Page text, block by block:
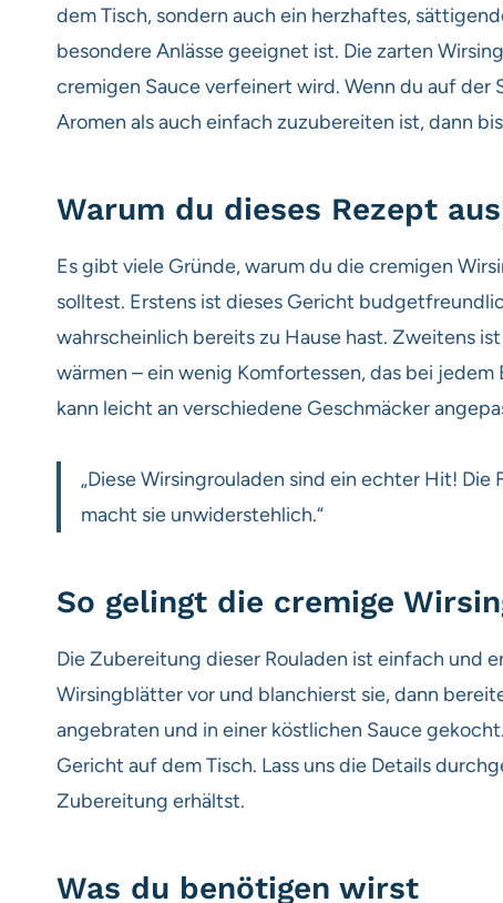
dem Tisch, sondern auch ein herzhaftes,
besondere Anlässe geeignet ist. Die zarten
cremigen Sauce verfeinert wird. Wenn du auf der
Aromen als auch einfach zuzubereiten ist, dann
Warum du dieses Rezept
Es gibt viele Gründe, warum du die cremigen
solltest. Erstens ist dieses Gericht
wahrscheinlich bereits zu Hause hast. Zweitens
wärmen – ein wenig Komfortessen, das bei
kann leicht an verschiedene Geschmäcker
„Diese Wirsingrouladen sind ein echter Hit!
macht sie unwiderstehlich.“
So gelingt die cremige
Die Zubereitung dieser Rouladen ist einfach
Wirsingblätter vor und blanchierst sie, dann
angebraten und in einer köstlichen Sauce
Gericht auf dem Tisch. Lass uns die Details
Zubereitung erhältst.
Was du benötigen wirst